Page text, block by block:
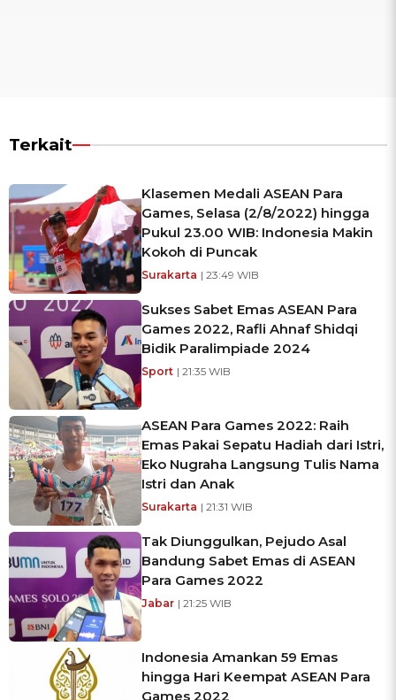
Terkait
Klasemen Medali ASEAN Para
Games, Selasa (2/8/2022) hingga
Pukul 23.00 WIB: Indonesia Makin
Kokoh di Puncak
Surakarta | 23:49 WIB
Sukses Sabet Emas ASEAN Para
Games 2022, Rafli Ahnaf Shidqi
Bidik Paralimpiade 2024
Sport | 21:35 WIB
ASEAN Para Games 2022: Raih
Emas Pakai Sepatu Hadiah dari Istri,
Eko Nugraha Langsung Tulis Nama
Istri dan Anak
Surakarta | 21:31 WIB
Tak Diunggulkan, Pejudo Asal
Bandung Sabet Emas di ASEAN
Para Games 2022
Jabar | 21:25 WIB
Indonesia Amankan 59 Emas
hingga Hari Keempat ASEAN Para
Games 2022